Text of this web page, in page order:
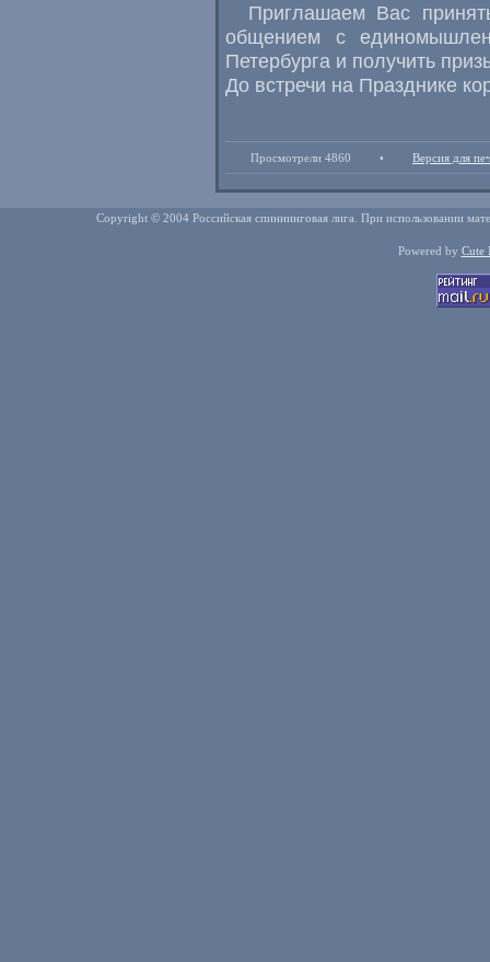
Приглашаем Вас
общением с
Петербурга и получить
До встречи на Празднике
Просмотрели 4860 • Версия для
Copyright © 2004 Российская спиннинговая лига. При использовании
Powered by Cute